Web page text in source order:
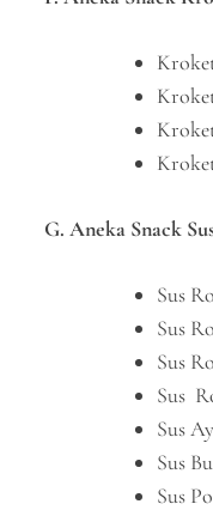
G. Aneka Snack
Sus
Sus
Sus
Sus
Sus
Sus
Sus